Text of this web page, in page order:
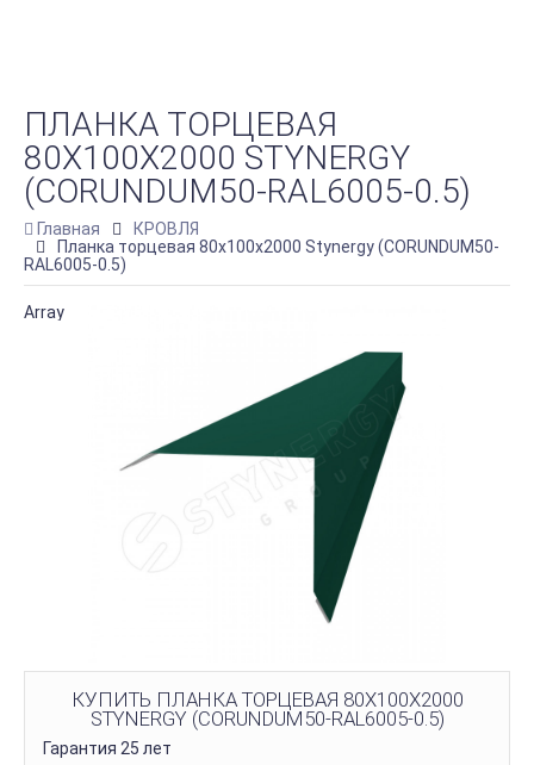
ПЛАНКА ТОРЦЕВАЯ
80Х100Х2000 STYNERGY
(CORUNDUM50-RAL6005-0.5)
Главная
КРОВЛЯ
Планка торцевая 80х100х2000 Stynergy (CORUNDUM50-
RAL6005-0.5)
Array
КУПИТЬ ПЛАНКА ТОРЦЕВАЯ 80Х100Х2000
STYNERGY (CORUNDUM50-RAL6005-0.5)
Гарантия 25 лет